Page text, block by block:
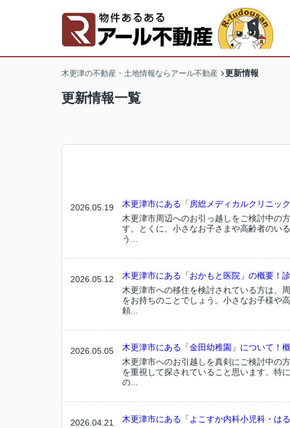
木更津の不動産・土地情報ならアール不動産 更新情報
更新情報一覧
2026.05.19
木更津市にある「房総メディカルクリニッ
木更津市周辺へのお引っ越しをご検討中の
す。とくに、小さなお子さまや高齢者のい
う...
2026.05.12
木更津市にある「おかもと医院」の概要！
木更津市への移住を検討されている方は、
をお持ちのことでしょう。小さなお子様や
頼...
2026.05.05
木更津市にある「金田幼稚園」について！
木更津市へのお引越しを真剣にご検討中の
を重視して探されていること思います。特
の...
2026.04.21
木更津市にある「よこすか内科小児科・は